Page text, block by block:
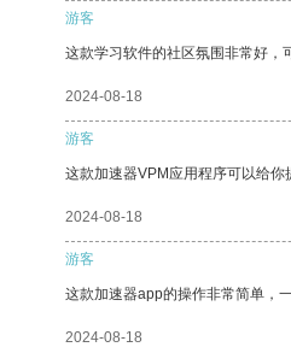
游客
这款学习软件的社区氛围非常好，
2024-08-18
游客
这款加速器VPM应用程序可以给你
2024-08-18
游客
这款加速器app的操作非常简单，
2024-08-18